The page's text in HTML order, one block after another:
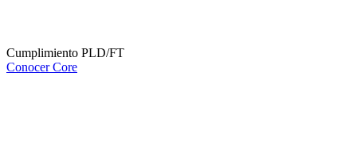
Cumplimiento PLD/FT
Conocer Core